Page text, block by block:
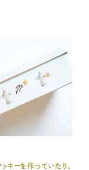
キーを作っていたり、